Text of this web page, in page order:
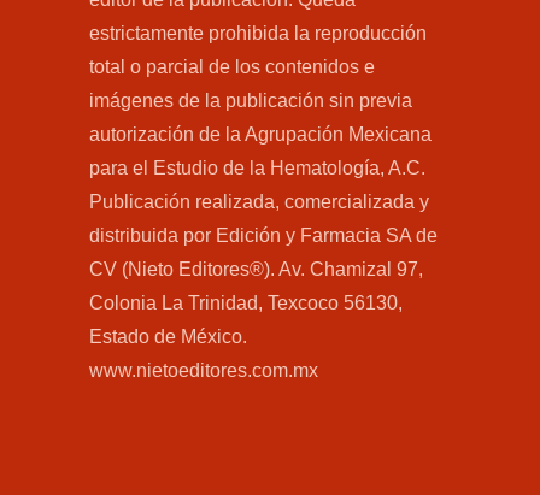
estrictamente prohibida la reproducción
total o parcial de los contenidos e
imágenes de la publicación sin previa
autorización de la Agrupación Mexicana
para el Estudio de la Hematología, A.C.
Publicación realizada, comercializada y
distribuida por Edición y Farmacia SA de
CV (Nieto Editores®). Av. Chamizal 97,
Colonia La Trinidad, Texcoco 56130,
Estado de México.
www.nietoeditores.com.mx